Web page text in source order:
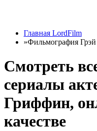
Главная LordFilm
»Фильмография
Смотреть
сериалы
Гриффин,
качестве